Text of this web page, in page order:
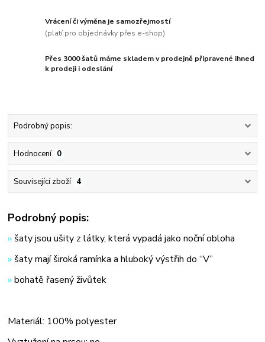
Vrácení či výměna je samozřejmostí
(platí pro objednávky přes e-shop)
Přes 3000 šatů máme skladem v prodejně připravené ihned
k prodeji i odeslání
Podrobný popis:
Hodnocení 0
Související zboží 4
Podrobný popis:
» šaty jsou ušity z látky, která vypadá jako noční obloha
» šaty mají široká ramínka a hluboký výstřih do “V”
» bohatě řasený živůtek
Materiál: 100% polyester